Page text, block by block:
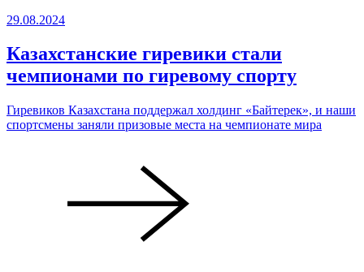
29.08.2024
Казахстанские гиревики стали
чемпионами по гиревому спорту
Гиревиков Казахстана поддержал холдинг «Байтерек», и наши
спортсмены заняли призовые места на чемпионате мира